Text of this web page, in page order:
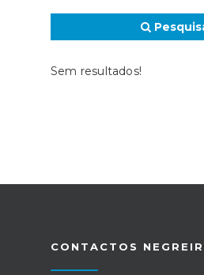
Sem resultados!
CONTACTOS